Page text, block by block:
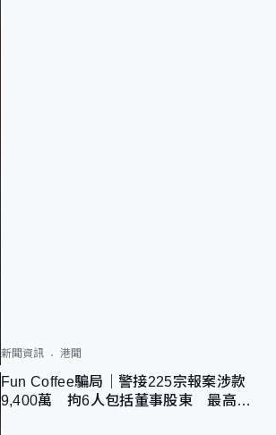
新聞資訊 港聞
Fun Coffee騙局｜警接225宗報案涉款
9,400萬 拘6人包括董事股東 最高金